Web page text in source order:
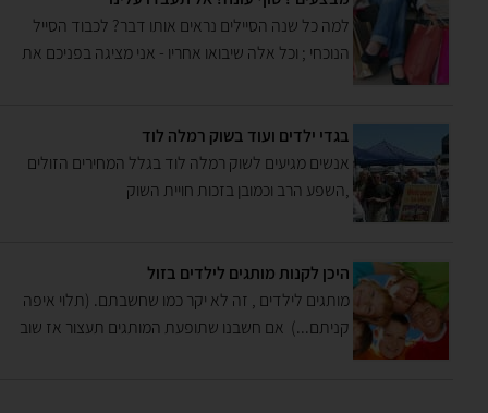
למה כל שנה הסיילים נראים אותו דבר? לכבוד הסייל
הנוכחי ; וכל אלה שיבואו אחריו - אני מציגה בפניכם את
בגדי ילדים ועוד בשוק רמלה לוד
אנשים מגיעים לשוק רמלה לוד בגלל המחירים הזולים
,השפע הרב וכמובן בזכות חויית השוק
בגדים לילדים , חולצות לגברים ,נעליים ומכנסים
לנשים , שמלות לנשים
היכן לקנות מותגים לילדים בזול
מותגים לילדים , זה לא יקר כמו שחשבתם. (תלוי איפה
קניתם...) אם חשבנו שתופעת המותגים תעצור אז שוב